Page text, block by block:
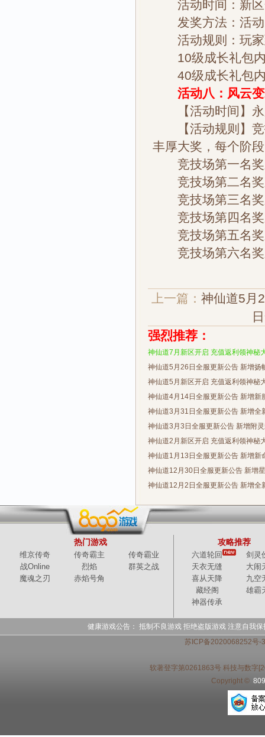
活动时间：新区
发奖方法：活动
活动规则：玩家
10级成长礼包内
40级成长礼包内
活动八：风云变
【活动时间】永
【活动规则】竞
丰厚大奖，每个阶
竞技场第一名奖
竞技场第二名奖
竞技场第三名奖
竞技场第四名奖
竞技场第五名奖
竞技场第六名奖
上一篇： 神仙道5月
强烈推荐：
神仙道7月新区开启 充值返利领神秘
神仙道5月26日全服更新公告 新增扬
神仙道5月新区开启 充值返利领神秘
神仙道4月14日全服更新公告 新增新
神仙道3月31日全服更新公告 新增全
神仙道3月3日全服更新公告 新增附
神仙道2月新区开启 充值返利领神秘
神仙道1月13日全服更新公告 新增新
神仙道12月30日全服更新公告 新增
神仙道12月2日全服更新公告 新增全
热门游戏
维京传奇 传奇霸主
传奇霸业
战Online
烈焰
群英之战
魔魂之刃
赤焰号角
攻略推荐
六道轮回
剑灵
天衣无缝
大闹
喜从天降
九空
藏经阁
雄霸
神器传承
健康游戏公告： 抵制不良游戏 拒绝盗版游戏 注意自我
苏ICP备2020068252号-
软著登字第0261863号 科技与数字
Copyright ©